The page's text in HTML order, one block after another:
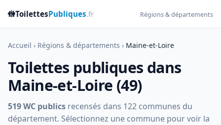
🚻ToilettesPubliques.fr Régions & départements
Accueil › Régions & départements › Maine-et-Loire
Toilettes publiques dans
Maine-et-Loire (49)
519 WC publics recensés dans 122 communes du
département. Sélectionnez une commune pour voir la